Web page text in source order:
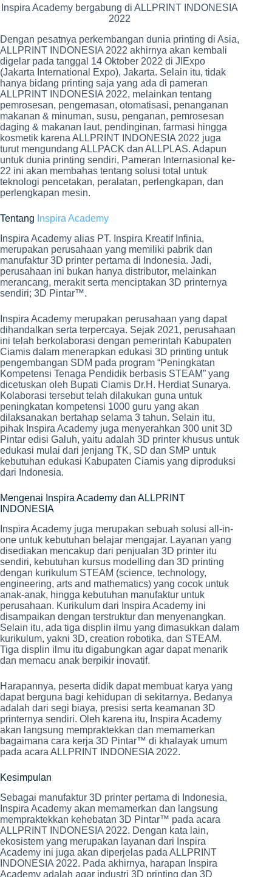
Inspira Academy bergabung di ALLPRINT INDONESIA
2022
Dengan pesatnya perkembangan dunia printing di Asia,
ALLPRINT INDONESIA 2022 akhirnya akan kembali
digelar pada tanggal 14 Oktober 2022 di JIExpo
(Jakarta International Expo), Jakarta. Selain itu, tidak
hanya bidang printing saja yang ada di pameran
ALLPRINT INDONESIA 2022, melainkan tentang
pemrosesan, pengemasan, otomatisasi, penanganan
makanan & minuman, susu, penganan, pemrosesan
daging & makanan laut, pendinginan, farmasi hingga
kosmetik karena ALLPRINT INDONESIA 2022 juga
turut mengundang ALLPACK dan ALLPLAS. Adapun
untuk dunia printing sendiri, Pameran Internasional ke-
22 ini akan membahas tentang solusi total untuk
teknologi pencetakan, peralatan, perlengkapan, dan
perlengkapan mesin.
Tentang Inspira Academy
Inspira Academy alias PT. Inspira Kreatif Infinia,
merupakan perusahaan yang memiliki pabrik dan
manufaktur 3D printer pertama di Indonesia. Jadi,
perusahaan ini bukan hanya distributor, melainkan
merancang, merakit serta menciptakan 3D printernya
sendiri; 3D Pintar™.
Inspira Academy merupakan perusahaan yang dapat
dihandalkan serta terpercaya. Sejak 2021, perusahaan
ini telah berkolaborasi dengan pemerintah Kabupaten
Ciamis dalam menerapkan edukasi 3D printing untuk
pengembangan SDM pada program “Peningkatan
Kompetensi Tenaga Pendidik berbasis STEAM” yang
dicetuskan oleh Bupati Ciamis Dr.H. Herdiat Sunarya.
Kolaborasi tersebut telah dilakukan guna untuk
peningkatan kompetensi 1000 guru yang akan
dilaksanakan bertahap selama 3 tahun. Selain itu,
pihak Inspira Academy juga menyerahkan 300 unit 3D
Pintar edisi Galuh, yaitu adalah 3D printer khusus untuk
edukasi mulai dari jenjang TK, SD dan SMP untuk
kebutuhan edukasi Kabupaten Ciamis yang diproduksi
dari Indonesia.
Mengenai Inspira Academy dan ALLPRINT
INDONESIA
Inspira Academy juga merupakan sebuah solusi all-in-
one untuk kebutuhan belajar mengajar. Layanan yang
disediakan mencakup dari penjualan 3D printer itu
sendiri, kebutuhan kursus modelling dan 3D printing
dengan kurikulum STEAM (science, technology,
engineering, arts and mathematics) yang cocok untuk
anak-anak, hingga kebutuhan manufaktur untuk
perusahaan. Kurikulum dari Inspira Academy ini
disampaikan dengan terstruktur dan menyenangkan.
Selain itu, ada tiga displin ilmu yang dimasukkan dalam
kurikulum, yakni 3D, creation robotika, dan STEAM.
Tiga displin ilmu itu digabungkan agar dapat menarik
dan memacu anak berpikir inovatif.
Harapannya, peserta didik dapat membuat karya yang
dapat berguna bagi kehidupan di sekitarnya. Bedanya
adalah dari segi biaya, presisi serta keamanan 3D
printernya sendiri. Oleh karena itu, Inspira Academy
akan langsung mempraktekkan dan memamerkan
bagaimana cara kerja 3D Pintar™ di khalayak umum
pada acara ALLPRINT INDONESIA 2022.
Kesimpulan
Sebagai manufaktur 3D printer pertama di Indonesia,
Inspira Academy akan memamerkan dan langsung
mempraktekkan kehebatan 3D Pintar™ pada acara
ALLPRINT INDONESIA 2022. Dengan kata lain,
ekosistem yang merupakan layanan dari Inspira
Academy ini juga akan diperjelas pada ALLPRINT
INDONESIA 2022. Pada akhirnya, harapan Inspira
Academy adalah agar industri 3D printing dan 3D